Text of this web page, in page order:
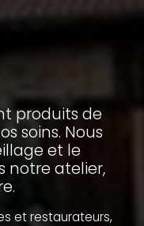
produits de
soins. Nous
et le
notre atelier,
et restaurateurs,